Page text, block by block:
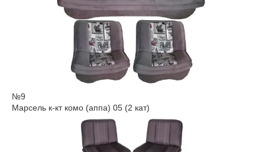
№9
Марсель к-кт комо (аппа) 05 (2 кат)